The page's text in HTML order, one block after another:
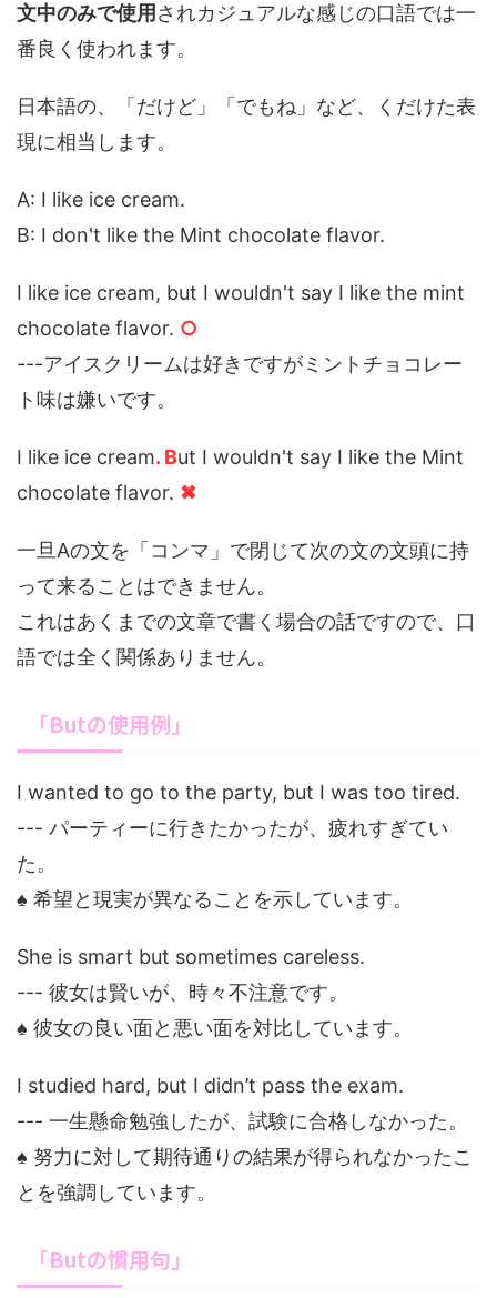
文中のみで使用 されカジュアルな感じの口語では一
番良く使われます。
日本語の、「だけど」「でもね」など、くだけた表
現に相当します。
A: I like ice cream.
B: I don't like the Mint chocolate flavor.
I like ice cream, but I wouldn't say I like the mint
chocolate flavor. ○
---アイスクリームは好きですがミントチョコレー
ト味は嫌いです。
I like ice cream. But I wouldn't say I like the Mint
chocolate flavor. ✖
一旦Aの文を「コンマ」で閉じて次の文の文頭に持
って来ることはできません。
これはあくまでの文章で書く場合の話ですので、口
語では全く関係ありません。
「Butの使用例」
I wanted to go to the party, but I was too tired.
--- パーティーに行きたかったが、疲れすぎてい
た。
♠ 希望と現実が異なることを示しています。
She is smart but sometimes careless.
--- 彼女は賢いが、時々不注意です。
♠ 彼女の良い面と悪い面を対比しています。
I studied hard, but I didn’t pass the exam.
--- 一生懸命勉強したが、試験に合格しなかった。
♠ 努力に対して期待通りの結果が得られなかったこ
とを強調しています。
「Butの慣用句」